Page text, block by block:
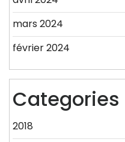
mars 2024
février 2024
Categories
2018